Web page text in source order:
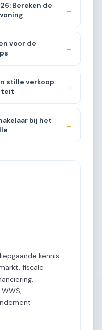
Bereken de
→
voor de
→
stille verkoop:
→
bij het
→
kennis
fiscale